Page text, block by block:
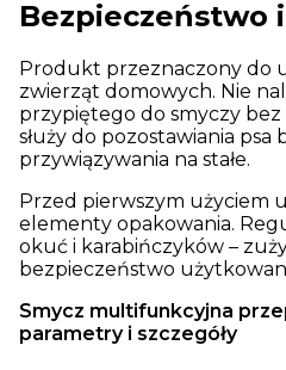
Bezpieczeństwo
Produkt przeznaczony do
zwierząt domowych. Nie
przypiętego do smyczy
służy do pozostawiania psa
przywiązywania na stałe.
Przed pierwszym użyciem
elementy opakowania.
okuć i karabińczyków –
bezpieczeństwo
Smycz multifunkcyjna
parametry i szczegóły